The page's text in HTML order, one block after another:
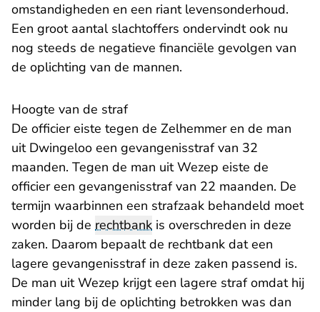
omstandigheden en een riant levensonderhoud.
Een groot aantal slachtoffers ondervindt ook nu
nog steeds de negatieve financiële gevolgen van
de oplichting van de mannen.
Hoogte van de straf
De officier eiste tegen de Zelhemmer en de man
uit Dwingeloo een gevangenisstraf van 32
maanden. Tegen de man uit Wezep eiste de
officier een gevangenisstraf van 22 maanden. De
termijn waarbinnen een strafzaak behandeld moet
worden bij de rechtbank is overschreden in deze
zaken. Daarom bepaalt de rechtbank dat een
lagere gevangenisstraf in deze zaken passend is.
De man uit Wezep krijgt een lagere straf omdat hij
minder lang bij de oplichting betrokken was dan